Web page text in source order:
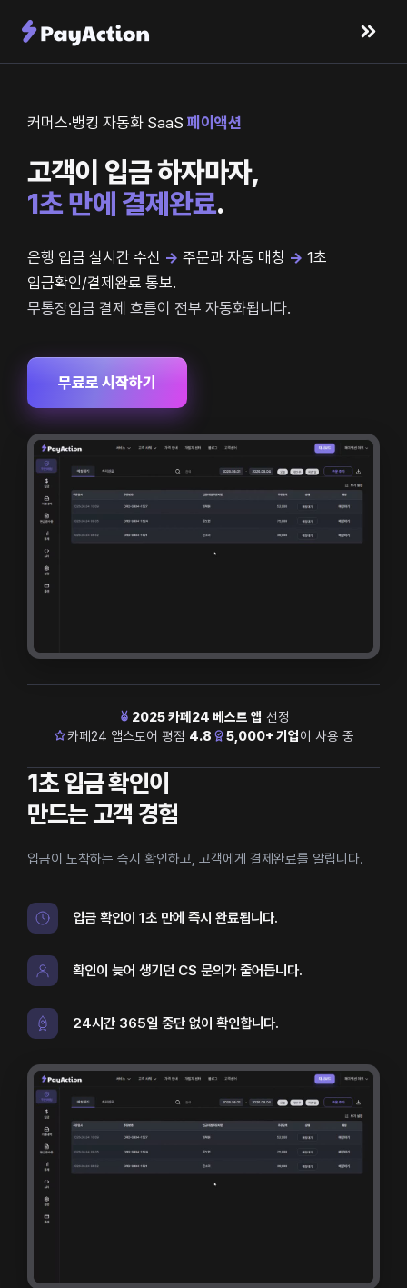
커머스·뱅킹 자동화 SaaS 페이액션
고객이 입금 하자마자,
1초 만에 결제완료.
은행 입금 실시간 수신 → 주문과 자동 매칭 → 1초
입금확인/결제완료 통보.
무통장입금 결제 흐름이 전부 자동화됩니다.
무료로 시작하기
2025 카페24 베스트 앱 선정
카페24 앱스토어 평점 4.8 5,000+ 기업이 사용 중
1초 입금 확인이
만드는 고객 경험
입금이 도착하는 즉시 확인하고, 고객에게 결제완료를 알립니다.
입금 확인이 1초 만에 즉시 완료됩니다.
확인이 늦어 생기던 CS 문의가 줄어듭니다.
24시간 365일 중단 없이 확인합니다.